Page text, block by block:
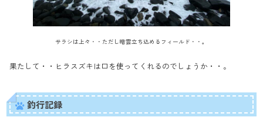
サラシは上々・・ただし暗雲立ち込めるフィールド・・。
果たして・・ヒラスズキは口を使ってくれるのでしょうか・・。
釣行記録